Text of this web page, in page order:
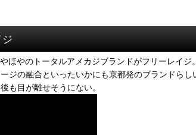
ほやのトータルアメカジブランドがフリーレイ
ジの融合といったいかにも京都発のブランドら
も目が離せそうにない。